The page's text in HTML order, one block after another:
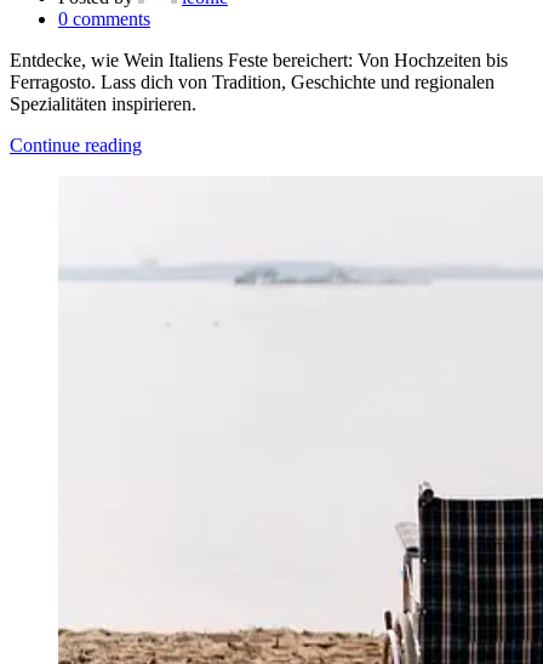
0 comments
Entdecke, wie Wein Italiens Feste bereichert: Von Hochzeiten bis
Ferragosto. Lass dich von Tradition, Geschichte und regionalen
Spezialitäten inspirieren.
Continue reading